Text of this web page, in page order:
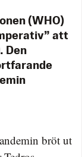
(WHO)
att
Den
bröt ut